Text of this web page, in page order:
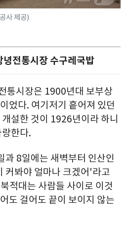
사 제공)
전통시장 수구레국밥
통시장은 1900년대 보부상
었다. 여기저기 흩어져 있던
설한 것이 1926년이라 하니
한다.
과 8일에는 새벽부터 인산인
커봐야 얼마나 크겠어'라고
적대는 사람들 사이로 이것
도 걸어도 끝이 보이지 않는